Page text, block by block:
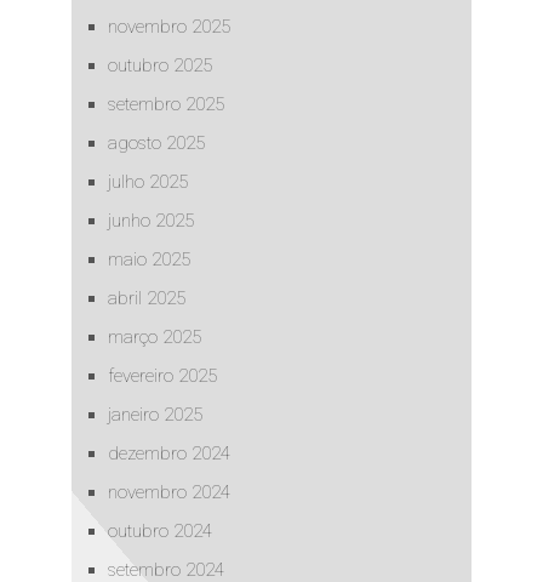
novembro 2025
outubro 2025
setembro 2025
agosto 2025
julho 2025
junho 2025
maio 2025
abril 2025
março 2025
fevereiro 2025
janeiro 2025
dezembro 2024
novembro 2024
outubro 2024
setembro 2024